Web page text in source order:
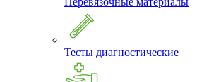
Тесты диагностические